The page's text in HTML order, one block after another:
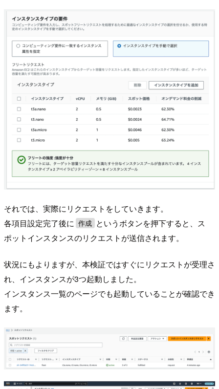
それでは、実際にリクエストをしていきます。
各項目設定完了後に 作成
というボタンを押下すると、ス
ポットインスタンスのリクエストが送信されます。
状況にもよりますが、本検証ではすぐにリクエストが受理さ
れ、インスタンスが3つ起動しました。
インスタンス一覧のページでも起動していることが確認でき
ます。